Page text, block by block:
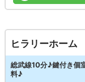
ヒラリーホーム
総武線10分♪鍵付き個
料♪